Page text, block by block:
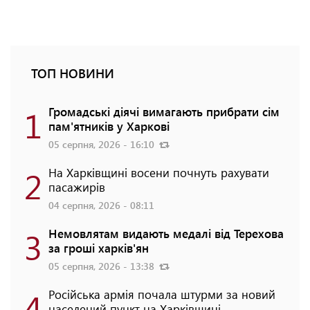
ТОП НОВИНИ
1 Громадські діячі вимагають прибрати сім
пам'ятників у Харкові
05 серпня, 2026 - 16:10
2 На Харківщині восени почнуть рахувати
пасажирів
04 серпня, 2026 - 08:11
3 Немовлятам видають медалі від Терехова
за гроші харків'ян
05 серпня, 2026 - 13:38
Російська армія почала штурми за новий